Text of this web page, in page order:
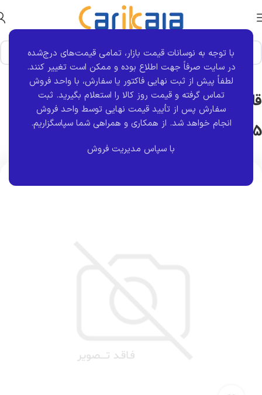
با توجه به نوسانات قیمت بازار، تمامی قیمت‌های درج‌شده
در سایت صرفاً جهت اطلاع بوده و ممکن است تغییر کنند.
لطفاً پیش از ثبت نهایی فاکتور یا سفارش، با واحد فروش
تماس گرفته و قیمت روز کالا را استعلام بگیرید. ثبت
سفارش پس از تأیید قیمت نهایی توسط واحد فروش
انجام خواهد شد. از همکاری و همراهی شما سپاسگزاریم.
با سپاس مدیریت فروش
خانه برند قطعه پاکور صنعت
قاب بخواب صندلی بژ جلو سمت راست
405 | پاکور صنعت